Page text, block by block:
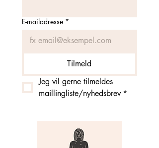
E-mailadresse *
Tilmeld
Jeg vil gerne tilmeldes
maillingliste/nyhedsbrev *